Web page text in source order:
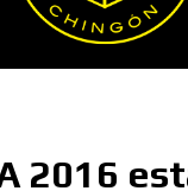
2016